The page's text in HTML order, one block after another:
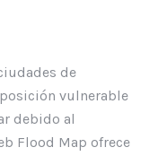
de
vulnerable
debido al
Flood Map ofrece